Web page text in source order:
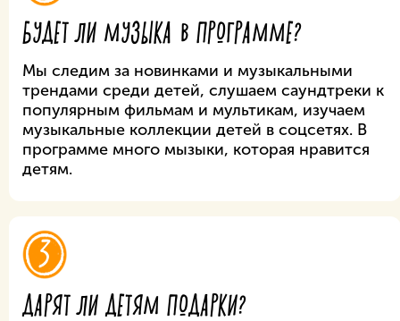
БУДЕТ ЛИ МУЗЫКА В ПРОГРАММЕ?
Мы следим за новинками и музыкальными
трендами среди детей, слушаем саундтреки к
популярным фильмам и мультикам, изучаем
музыкальные коллекции детей в соцсетях. В
программе много мызыки, которая нравится
детям.
3
ДАРЯТ ЛИ ДЕТЯМ ПОДАРКИ?